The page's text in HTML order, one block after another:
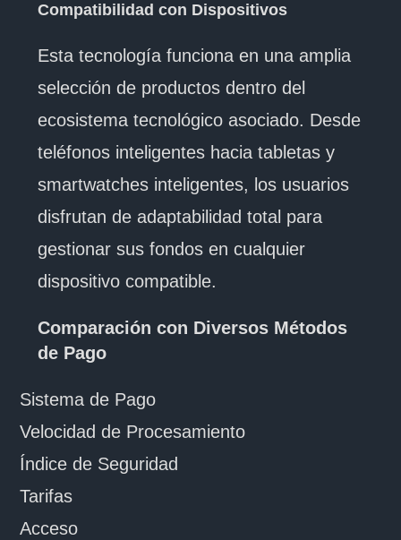
Compatibilidad con Dispositivos
Esta tecnología funciona en una amplia
selección de productos dentro del
ecosistema tecnológico asociado. Desde
teléfonos inteligentes hacia tabletas y
smartwatches inteligentes, los usuarios
disfrutan de adaptabilidad total para
gestionar sus fondos en cualquier
dispositivo compatible.
Comparación con Diversos Métodos
de Pago
Sistema de Pago
Velocidad de Procesamiento
Índice de Seguridad
Tarifas
Acceso